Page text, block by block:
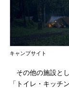
キャンプサイト
その他の施設とし
「トイレ・キッチ